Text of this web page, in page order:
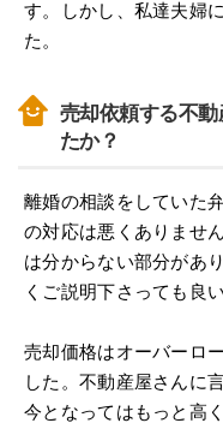
す。しかし、私達夫婦
た。
売却依頼する不
たか？
離婚の相談をしていた
の対応は悪くありませ
は分からない部分があ
くご説明下さっても良
売却価格はオーバーロ
した。不動産屋さんに
今となってはもっと高